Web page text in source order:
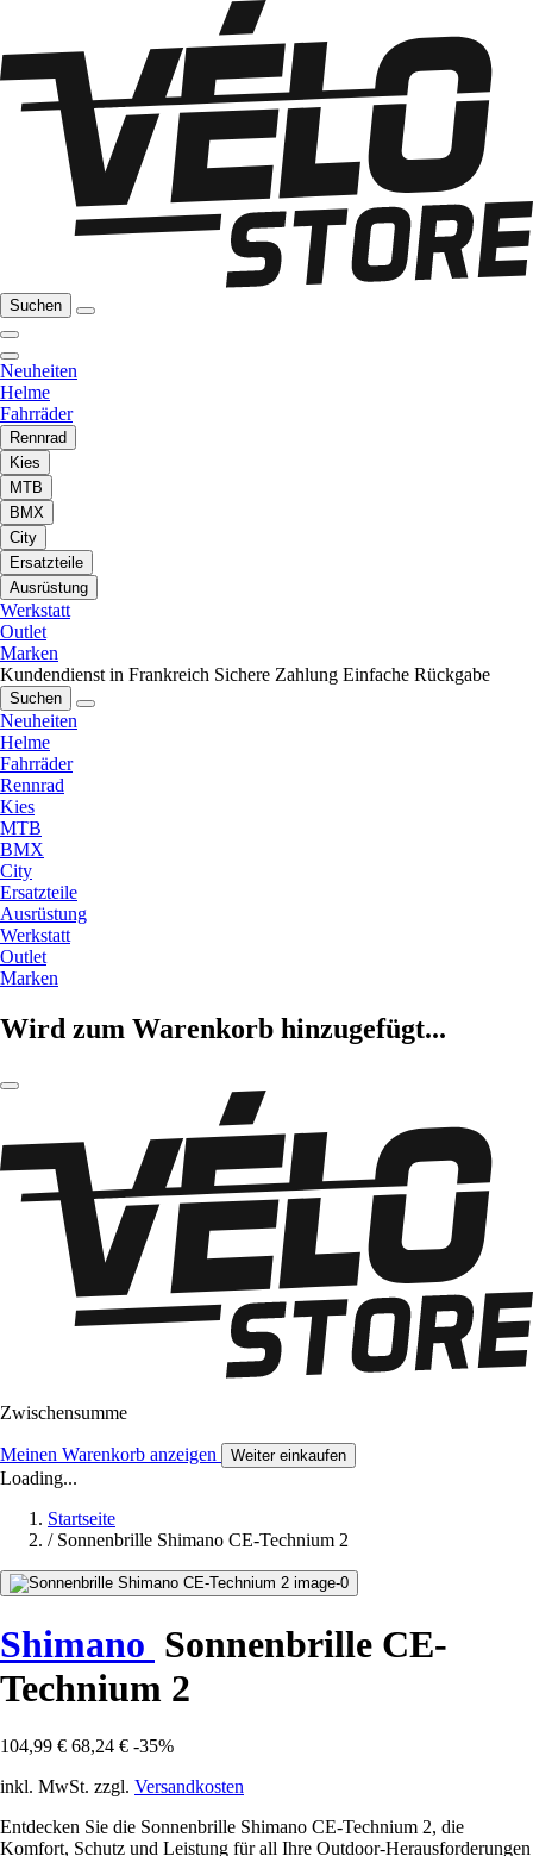
Suchen
Neuheiten
Helme
Fahrräder
Rennrad
Kies
MTB
BMX
City
Ersatzteile
Ausrüstung
Werkstatt
Outlet
Marken
Kundendienst in Frankreich Sichere Zahlung Einfache Rückgabe
Suchen
Neuheiten
Helme
Fahrräder
Rennrad
Kies
MTB
BMX
City
Ersatzteile
Ausrüstung
Werkstatt
Outlet
Marken
Wird zum Warenkorb hinzugefügt...
Zwischensumme
Meinen Warenkorb anzeigen Weiter einkaufen
Loading...
Startseite
/ Sonnenbrille Shimano CE-Technium 2
Shimano Sonnenbrille CE-
Technium 2
104,99 € 68,24 € -35%
inkl. MwSt. zzgl. Versandkosten
Entdecken Sie die Sonnenbrille Shimano CE-Technium 2, die
Komfort, Schutz und Leistung für all Ihre Outdoor-Herausforderungen